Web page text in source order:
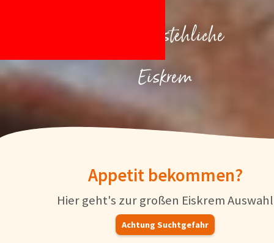
Unwiderstehliche
Eiskrem
Appetit bekommen?
Hier geht's zur großen Eiskrem Auswahl
Achtung Suchtgefahr